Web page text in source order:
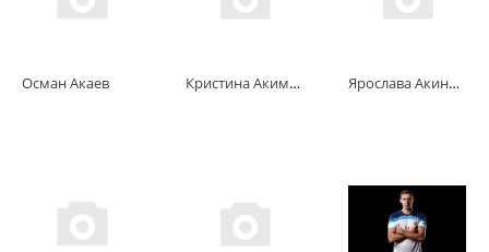
Осман Акаев Кристина Акимаева Ярослава Акиничева